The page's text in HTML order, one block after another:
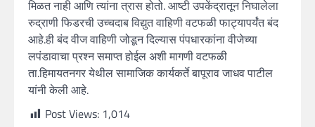
मिळत नाही आणि त्यांना त्रास होतो. आष्टी उपकेंद्रातून निघालेला
रुद्राणी फिडरची उच्चदाब विद्युत वाहिणी वटफळी फाट्यापर्यंत बंद
आहे.ही बंद वीज वाहिणी जोडून दिल्यास पंपधारकांना वीजेच्या
लपंडावाचा प्रश्न समाप्त होईल अशी मागणी वटफळी
ता.हिमायतनगर येथील सामाजिक कार्यकर्ते बापूराव जाधव पाटील
यांनी केली आहे.
Post Views: 1,014